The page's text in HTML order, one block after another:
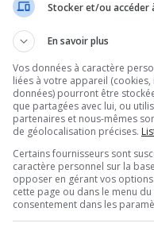
Stocker et/ou accéder
En savoir plus
Vos données à caractère
liées à votre appareil
données) pourront être
que partagées avec lui, ou
partenaires et nous-mêmes
de géolocalisation précises.
Certains fournisseurs sont
caractère personnel sur la
opposer en gérant vos
cette page ou dans le menu
consentement dans les